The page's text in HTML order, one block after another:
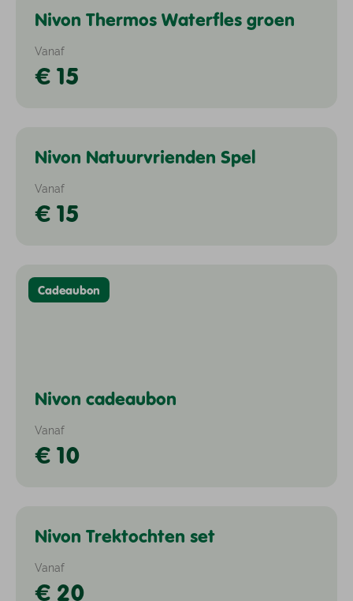
Overig
Nivon Thermos Waterfles groen
Vanaf
€ 15
Overig
Nivon Natuurvrienden Spel
Vanaf
€ 15
Cadeaubon
Nivon cadeaubon
Vanaf
€ 10
Nivon Trektochten
Nivon Trektochten set
Vanaf
€ 20